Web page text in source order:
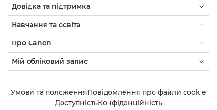
Довідка та підтримка
Навчання та освіта
Про Canon
Мій обліковий запис
Умови та положенняПовідомлення про файли cookie
ДоступністьКонфіденційність